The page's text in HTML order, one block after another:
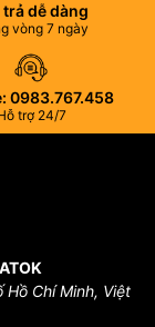
dễ dàng
vòng 7 ngày
0983.767.458
trợ 24/7
Hồ Chí Minh, Việt